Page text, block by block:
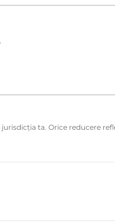
ta. Orice reducere